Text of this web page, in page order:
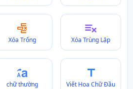
Xóa Trống Xóa Trùng Lặp
chữ thường Viết Hoa Chữ Đầu